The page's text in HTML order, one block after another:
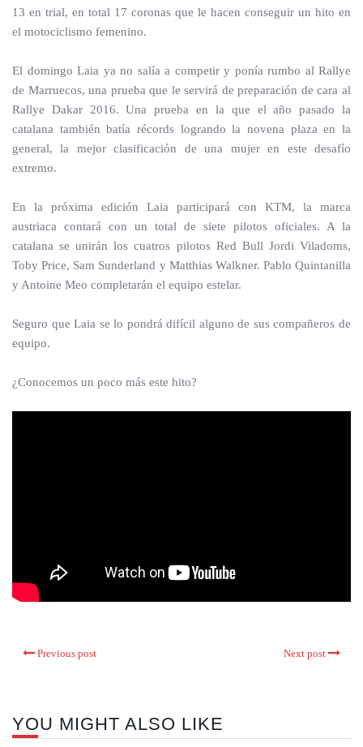
13 en trial, en total 17 coronas que le hacen conseguir un hito en
el motociclismo femenino.
El domingo Laia ya no salía a competir y ponía rumbo al Rallye
de Marruecos, una prueba que le servirá de preparación de cara al
Rallye Dakar 2016. Una prueba en la que el año pasado la
catalana también batía récords logrando la novena plaza en la
general, la mejor clasificación de una mujer en este desafío
extremo.
En la próxima edición Laia participará con KTM, la marca
austriaca contará con un total de siete pilotos oficiales. A la
catalana se unirán los cuatros pilotos Red Bull Jordi Viladoms,
Toby Price, Sam Sunderland y Matthias Walkner. Pablo Quintanilla
y Antoine Meo completarán el equipo estelar.
Seguro que Laia se lo pondrá difícil alguno de sus compañeros de
equipo.
¿Conocemos un poco más este hito?
Previous post Next post
YOU MIGHT ALSO LIKE